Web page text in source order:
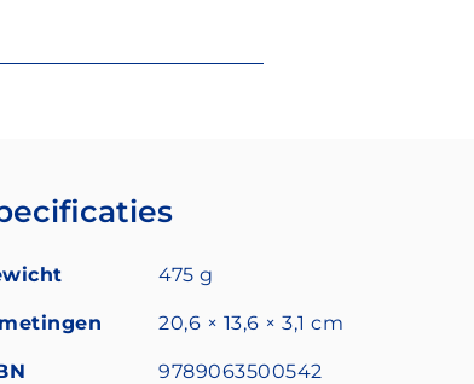
475 g
20,6 × 13,6 × 3,1 cm
9789063500542